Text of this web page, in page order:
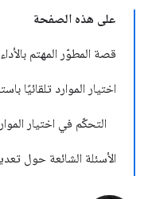
على هذه الصفحة
قصة المطوّر المهتم بالأداء
اختيار الموارد تلقائيًا
التحكّم في اختيار
الأسئلة الشائعة حول